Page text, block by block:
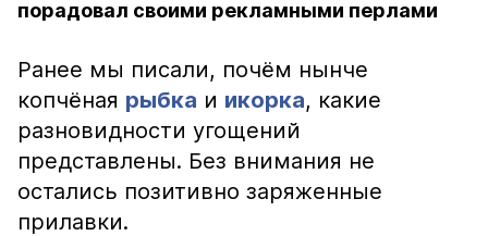
порадовал своими рекламными перлами
Ранее мы писали, почём нынче
копчёная рыбка и икорка, какие
разновидности угощений
представлены. Без внимания не
остались позитивно заряженные
прилавки.